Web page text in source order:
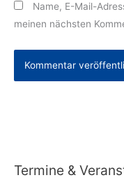
Name, E-Mail-
meinen nächsten
Termine &